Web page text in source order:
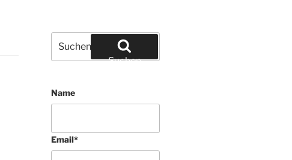
nach:
Suchen
Name
Email*